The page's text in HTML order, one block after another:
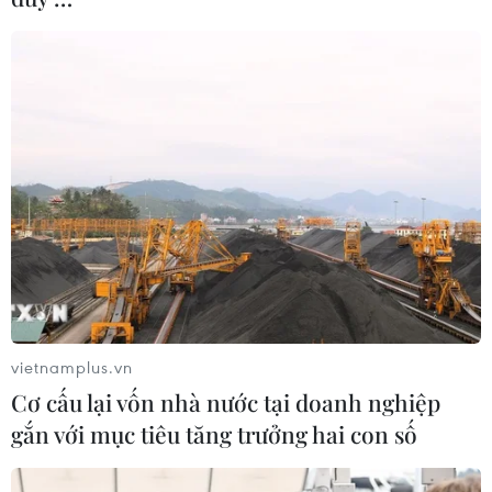
để theo dõi, cổ vũ cho đoàn quân áo đỏ sao vàng ở
trận chung kết lượt về AFF Cup 2022 vào tối nay (16/1).
vietnamplus.vn
Cơ cấu lại vốn nhà nước tại doanh nghiệp
gắn với mục tiêu tăng trưởng hai con số